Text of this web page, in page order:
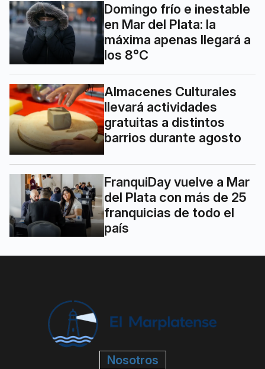
Domingo frío e inestable
en Mar del Plata: la
máxima apenas llegará a
los 8°C
Almacenes Culturales
llevará actividades
gratuitas a distintos
barrios durante agosto
FranquiDay vuelve a Mar
del Plata con más de 25
franquicias de todo el
país
Nosotros